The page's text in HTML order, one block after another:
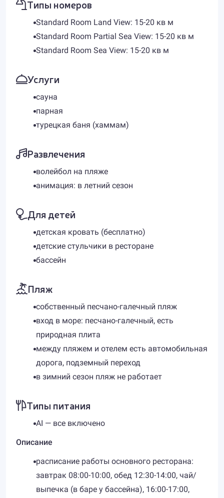
Типы номеров
Standard Room Land View: 15-20 кв м
Standard Room Partial Sea View: 15-20 кв м
Standard Room Sea View: 15-20 кв м
Услуги
сауна
парная
турецкая баня (хаммам)
Развлечения
волейбол на пляже
анимация: в летний сезон
Для детей
детская кровать (бесплатно)
детские стульчики в ресторане
бассейн
Пляж
собственный песчано-галечный пляж
вход в море: песчано-галечный, есть
природная плита
между пляжем и отелем есть автомобильная
дорога, подземный переход
в зимний сезон пляж не работает
Типы питания
AI — все включено
Описание
расписание работы основного ресторана:
завтрак 08:00-10:00, обед 12:30-14:00, чай/
выпечка (в баре у бассейна), 16:00-17:00,